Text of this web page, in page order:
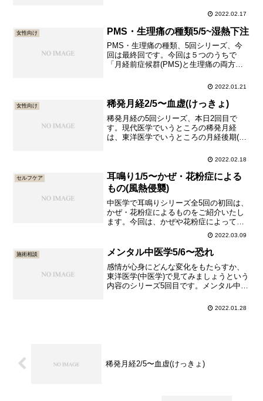
こうき)は、予定よりも7日以上遅く、ひ
ることが2サイクル以上続いている状態を
言います。毎...
2022.02.17
女性向け PMS・生理痛の種類5/5~湿熱下注
PMS・生理痛の種類、5回シリーズ、今
回は最終回です。今回は５つのうちで
「月経前症候群(PMS)と生理痛の両方が
みの方に多い体質である、湿熱下注(しつ
す。過去の回はこちらですPMS・生理痛
2022.01.21
女性向け 稀発月経2/5〜血虚(けっきょ)
稀発月経の5回シリーズ、本日2回目で
す。現代医学でいうところの稀発月経
は、東洋医学でいうところの月経後期(げ
リーズ、他の投稿予定は次の通りです。
3/5〜虚寒(きょかん)稀発月経4/5〜実寒(じ
っかん)稀...
2022.02.18
セルフケア
耳鳴り1/5〜かぜ・花粉症による
もの(風熱侵襲)
中医学で耳鳴りシリーズ全5回の初回は、
かぜ・花粉症によるものをご紹介いたし
ます。今回は、かぜや花粉症によって耳
鳴りが起きる、風熱侵襲(ふうねつしんし
ゅう)をご案内いたします風熱侵襲(ふうね
つしんしゅう)による耳鳴り以外の症状耳
鳴り以外に、以下の症状の中から複数が
現れます。 かぜ症...
2022.03.09
施術相談 メンタル中医学5/6〜恐れ
感情が心身にどんな変化をもたらすか、
東洋医学(中医学)で見てみましょうという
内容のシリーズ5回目です。メンタル中医
メンタル中医学1/6〜喜びメンタル中医学
2022.01.28
稀発月経2/5〜血虚(けっきょ)